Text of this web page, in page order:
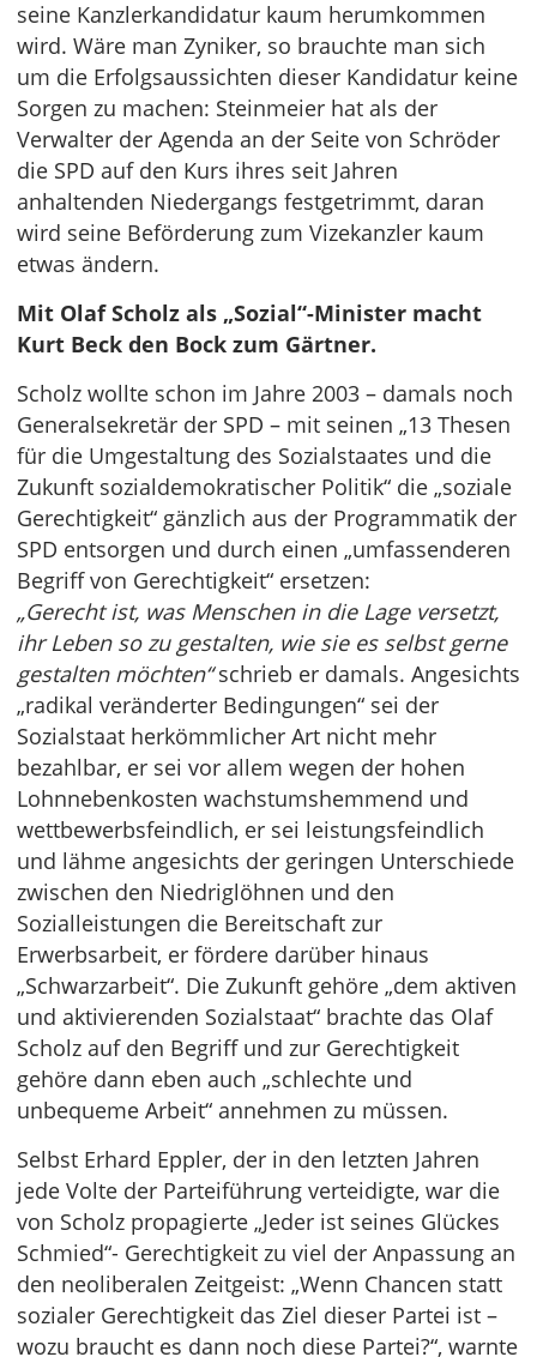
seine Kanzlerkandidatur kaum herumkommen
wird. Wäre man Zyniker, so brauchte man sich
um die Erfolgsaussichten dieser Kandidatur keine
Sorgen zu machen: Steinmeier hat als der
Verwalter der Agenda an der Seite von Schröder
die SPD auf den Kurs ihres seit Jahren
anhaltenden Niedergangs festgetrimmt, daran
wird seine Beförderung zum Vizekanzler kaum
etwas ändern.
Mit Olaf Scholz als „Sozial“-Minister macht
Kurt Beck den Bock zum Gärtner.
Scholz wollte schon im Jahre 2003 – damals noch
Generalsekretär der SPD – mit seinen „13 Thesen
für die Umgestaltung des Sozialstaates und die
Zukunft sozialdemokratischer Politik“ die „soziale
Gerechtigkeit“ gänzlich aus der Programmatik der
SPD entsorgen und durch einen „umfassenderen
Begriff von Gerechtigkeit“ ersetzen:
„Gerecht ist, was Menschen in die Lage versetzt,
ihr Leben so zu gestalten, wie sie es selbst gerne
gestalten möchten“schrieb er damals. Angesichts
„radikal veränderter Bedingungen“ sei der
Sozialstaat herkömmlicher Art nicht mehr
bezahlbar, er sei vor allem wegen der hohen
Lohnnebenkosten wachstumshemmend und
wettbewerbsfeindlich, er sei leistungsfeindlich
und lähme angesichts der geringen Unterschiede
zwischen den Niedriglöhnen und den
Sozialleistungen die Bereitschaft zur
Erwerbsarbeit, er fördere darüber hinaus
„Schwarzarbeit“. Die Zukunft gehöre „dem aktiven
und aktivierenden Sozialstaat“ brachte das Olaf
Scholz auf den Begriff und zur Gerechtigkeit
gehöre dann eben auch „schlechte und
unbequeme Arbeit“ annehmen zu müssen.
Selbst Erhard Eppler, der in den letzten Jahren
jede Volte der Parteiführung verteidigte, war die
von Scholz propagierte „Jeder ist seines Glückes
Schmied“- Gerechtigkeit zu viel der Anpassung an
den neoliberalen Zeitgeist: „Wenn Chancen statt
sozialer Gerechtigkeit das Ziel dieser Partei ist –
wozu braucht es dann noch diese Partei?“, warnte